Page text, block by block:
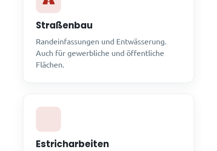
Straßenbau
Randeinfassungen und Entwässerung.
Auch für gewerbliche und öffentliche
Flächen.
Estricharbeiten